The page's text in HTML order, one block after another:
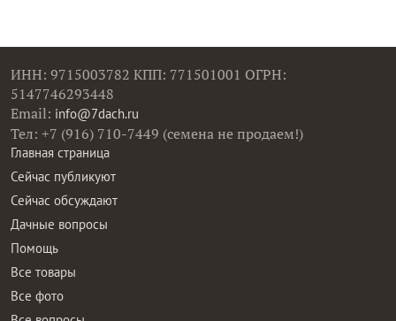
ИНН: 9715003782 КПП: 771501001 ОГРН:
5147746293448
Email: info@7dach.ru
Тел: +7 (916) 710-7449 (семена не продаем!)
Главная страница
Сейчас публикуют
Сейчас обсуждают
Дачные вопросы
Помощь
Все товары
Все фото